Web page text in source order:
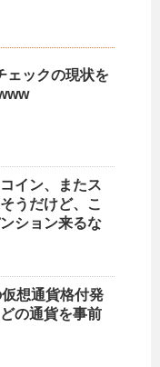
ェックの現状を
イン、またス
うだけど、こ
ション来るな
仮想通貨格付発
の通貨を事前